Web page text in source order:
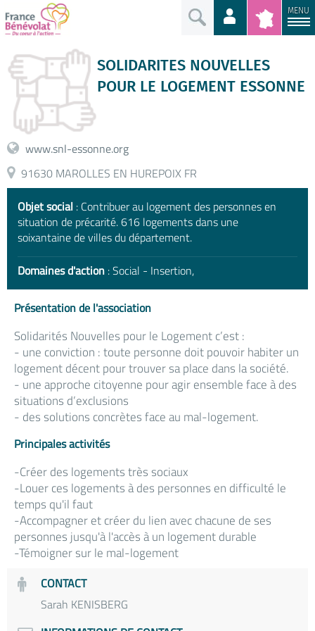
MENU
SOLIDARITES NOUVELLES
POUR LE LOGEMENT ESSONNE
www.snl-essonne.org
91630 MAROLLES EN HUREPOIX FR
Objet social : Contribuer au logement des personnes en
situation de précarité. 616 logements dans une
soixantaine de villes du département.
Domaines d'action : Social - Insertion,
Présentation de l'association
Solidarités Nouvelles pour le Logement c’est :
- une conviction : toute personne doit pouvoir habiter un
logement décent pour trouver sa place dans la société.
- une approche citoyenne pour agir ensemble face à des
situations d’exclusions
- des solutions concrètes face au mal-logement.
Principales activités
-Créer des logements très sociaux
-Louer ces logements à des personnes en difficulté le
temps qu'il faut
-Accompagner et créer du lien avec chacune de ses
personnes jusqu'à l'accès à un logement durable
-Témoigner sur le mal-logement
CONTACT
Sarah KENISBERG